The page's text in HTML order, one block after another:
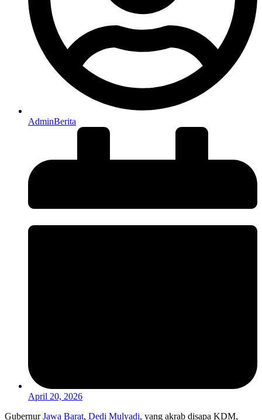
AdminBerita
April 20, 2026
GubernurJawa Barat, Dedi Mulyadi, yang akrab disapa KDM,